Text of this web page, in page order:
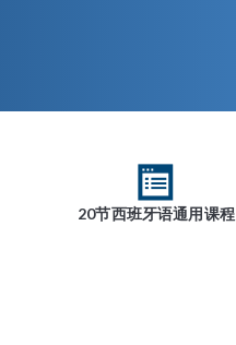
20节西班牙语通用课程